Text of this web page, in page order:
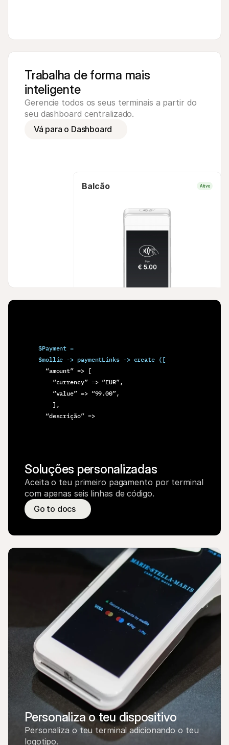
Trabalha de forma mais
inteligente
Gerencie todos os seus terminais a partir do
seu dashboard centralizado.
Vá para o Dashboard
Balcão Ativo
$Payment =
$mollie -> paymentLinks -> create ([
  “amount” => [
    “currency” => “EUR”,
    “value” => “99.00”,
    ],
  “descrição” =>
Soluções personalizadas
Aceita o teu primeiro pagamento por terminal
com apenas seis linhas de código.
Go to docs
Personaliza o teu dispositivo
Personaliza o teu terminal adicionando o teu
logotipo.